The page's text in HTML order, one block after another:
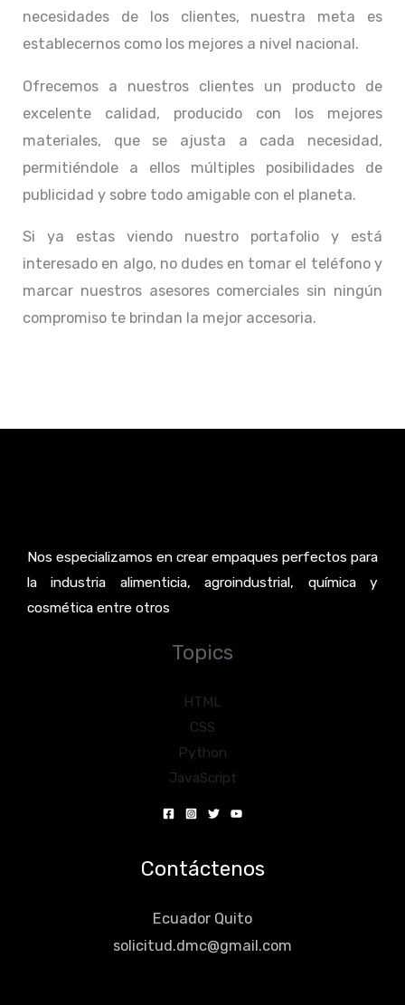
necesidades de los clientes, nuestra meta es
establecernos como los mejores a nivel nacional.
Ofrecemos a nuestros clientes un producto de
excelente calidad, producido con los mejores
materiales, que se ajusta a cada necesidad,
permitiéndole a ellos múltiples posibilidades de
publicidad y sobre todo amigable con el planeta.
Si ya estas viendo nuestro portafolio y está
interesado en algo, no dudes en tomar el teléfono y
marcar nuestros asesores comerciales sin ningún
compromiso te brindan la mejor accesoria.
Nos especializamos en crear empaques perfectos para
la industria alimenticia, agroindustrial, química y
cosmética entre otros
Topics
HTML
CSS
Python
JavaScript
Contáctenos
Ecuador Quito
solicitud.dmc@gmail.com